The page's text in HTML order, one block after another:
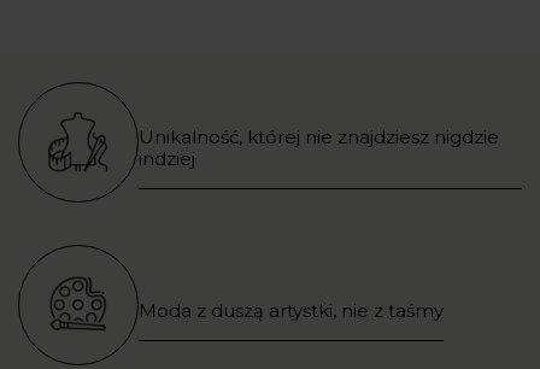
Unikalność, której nie znajdziesz nigdzie
indziej
Moda z duszą artystki, nie z taśmy